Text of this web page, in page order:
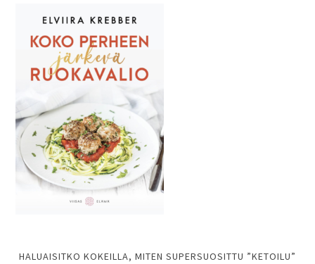
HALUAISITKO KOKEILLA, MITEN SUPERSUOSITTU ”KETOILU”